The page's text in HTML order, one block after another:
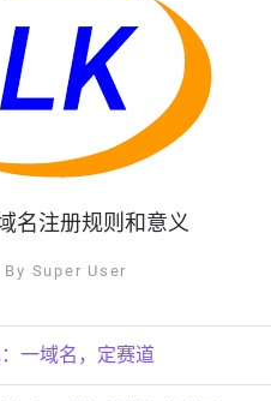
名注册规则和意义
By Super User
一域名，定赛道